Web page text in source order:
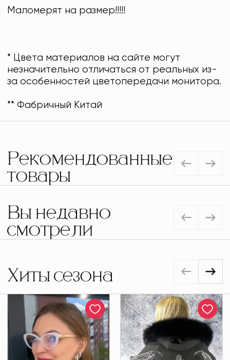
Маломерят на размер!!!!!
* Цвета материалов на сайте могут
незначительно отличаться от реальных из-
за особенностей цветопередачи монитора.
** Фабричный Китай
Рекомендованные
товары
Вы недавно
смотрели
Хиты сезона